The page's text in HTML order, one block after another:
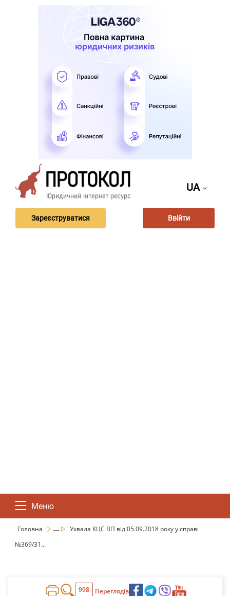
UA
Зареєструватися Ввійти
Меню
Головна ...
Ухвала КЦС ВП від 05.09.2018 року у справі
№369/31...
998 Переглядів